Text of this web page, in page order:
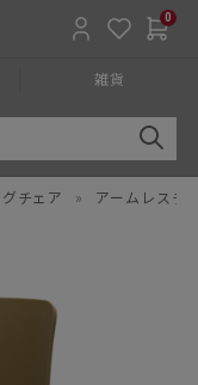
0
雑貨
チェア » アームレスチ